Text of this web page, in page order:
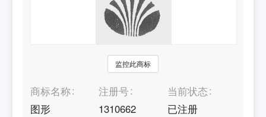
监控此商标
商标名称
图形
注册号
1310662
当前状态
已注册